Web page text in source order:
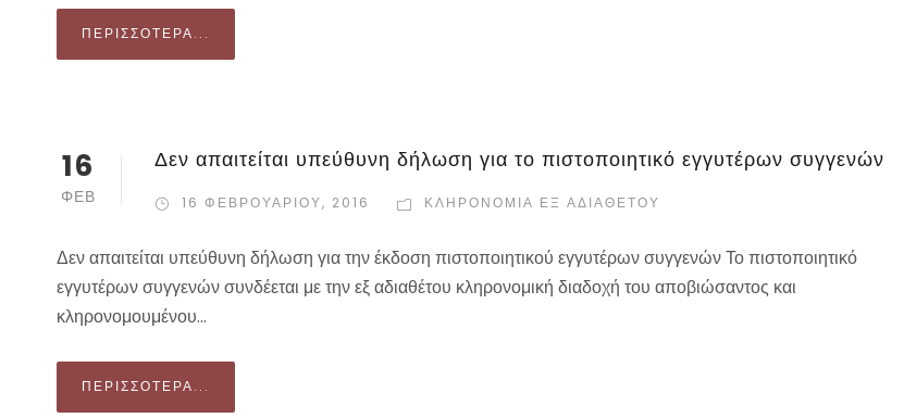
ΠΕΡΙΣΣΌΤΕΡΑ...
16
ΦΕΒ
Δεν απαιτείται υπεύθυνη δήλωση για το πιστοποιητικό εγγυτέρων συγγενών
16 ΦΕΒΡΟΥΑΡΊΟΥ, 2016 ΚΛΗΡΟΝΟΜΙΆ ΕΞ ΑΔΙΑΘΈΤΟΥ
Δεν απαιτείται υπεύθυνη δήλωση για την έκδοση πιστοποιητικού εγγυτέρων συγγενών Το πιστοποιητικό
εγγυτέρων συγγενών συνδέεται με την εξ αδιαθέτου κληρονομική διαδοχή του αποβιώσαντος και
κληρονομουμένου...
ΠΕΡΙΣΣΌΤΕΡΑ...